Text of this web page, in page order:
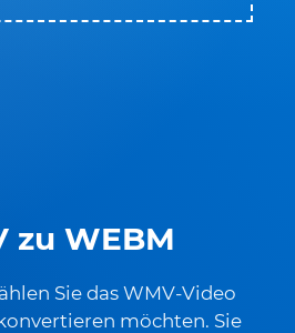
zu WEBM
Sie das WMV-Video
möchten. Sie